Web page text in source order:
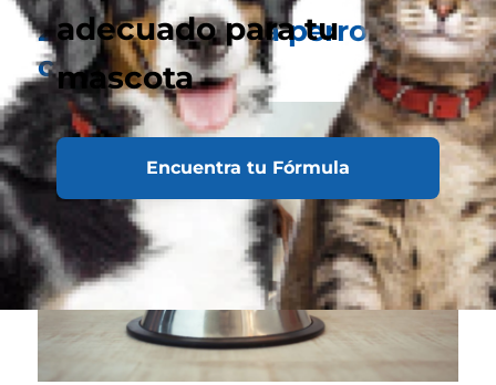
adecuado para tu
mascota
Encuentra tu Fórmula
2. Más sana para perros en
crecimiento